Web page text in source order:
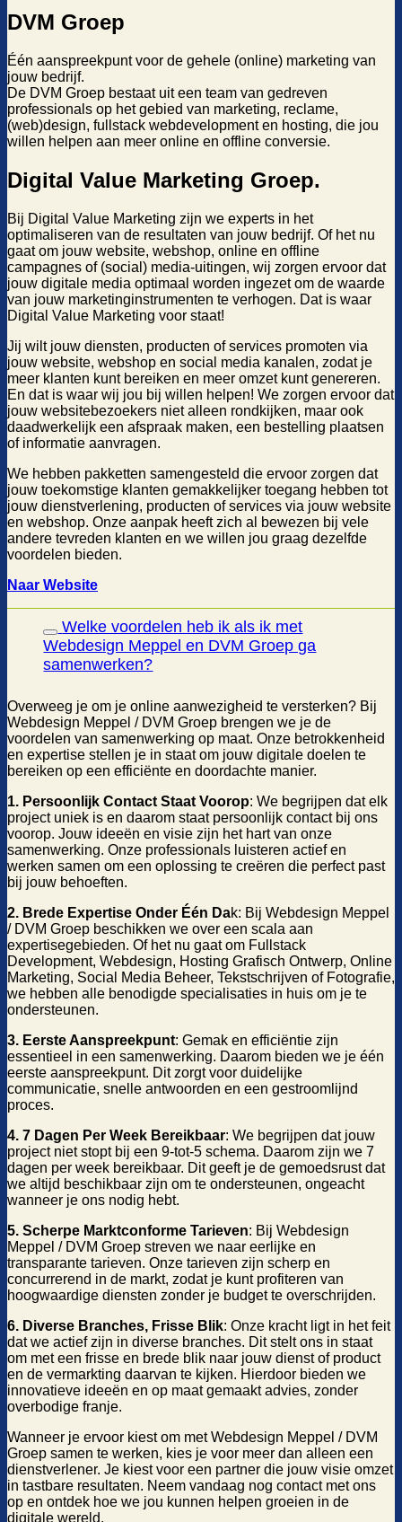
DVM Groep
Één aanspreekpunt voor de gehele (online) marketing van
jouw bedrijf.
De DVM Groep bestaat uit een team van gedreven
professionals op het gebied van marketing, reclame,
(web)design, fullstack webdevelopment en hosting, die jou
willen helpen aan meer online en offline conversie.
Digital Value Marketing Groep.
Bij Digital Value Marketing zijn we experts in het
optimaliseren van de resultaten van jouw bedrijf. Of het nu
gaat om jouw website, webshop, online en offline
campagnes of (social) media-uitingen, wij zorgen ervoor dat
jouw digitale media optimaal worden ingezet om de waarde
van jouw marketinginstrumenten te verhogen. Dat is waar
Digital Value Marketing voor staat!
Jij wilt jouw diensten, producten of services promoten via
jouw website, webshop en social media kanalen, zodat je
meer klanten kunt bereiken en meer omzet kunt genereren.
En dat is waar wij jou bij willen helpen! We zorgen ervoor dat
jouw websitebezoekers niet alleen rondkijken, maar ook
daadwerkelijk een afspraak maken, een bestelling plaatsen
of informatie aanvragen.
We hebben pakketten samengesteld die ervoor zorgen dat
jouw toekomstige klanten gemakkelijker toegang hebben tot
jouw dienstverlening, producten of services via jouw website
en webshop. Onze aanpak heeft zich al bewezen bij vele
andere tevreden klanten en we willen jou graag dezelfde
voordelen bieden.
Naar Website
Welke voordelen heb ik als ik met
Webdesign Meppel en DVM Groep ga
samenwerken?
Overweeg je om je online aanwezigheid te versterken? Bij
Webdesign Meppel / DVM Groep brengen we je de
voordelen van samenwerking op maat. Onze betrokkenheid
en expertise stellen je in staat om jouw digitale doelen te
bereiken op een efficiënte en doordachte manier.
1. Persoonlijk Contact Staat Voorop: We begrijpen dat elk
project uniek is en daarom staat persoonlijk contact bij ons
voorop. Jouw ideeën en visie zijn het hart van onze
samenwerking. Onze professionals luisteren actief en
werken samen om een oplossing te creëren die perfect past
bij jouw behoeften.
2. Brede Expertise Onder Één Dak: Bij Webdesign Meppel
/ DVM Groep beschikken we over een scala aan
expertisegebieden. Of het nu gaat om Fullstack
Development, Webdesign, Hosting Grafisch Ontwerp, Online
Marketing, Social Media Beheer, Tekstschrijven of Fotografie,
we hebben alle benodigde specialisaties in huis om je te
ondersteunen.
3. Eerste Aanspreekpunt: Gemak en efficiëntie zijn
essentieel in een samenwerking. Daarom bieden we je één
eerste aanspreekpunt. Dit zorgt voor duidelijke
communicatie, snelle antwoorden en een gestroomlijnd
proces.
4. 7 Dagen Per Week Bereikbaar: We begrijpen dat jouw
project niet stopt bij een 9-tot-5 schema. Daarom zijn we 7
dagen per week bereikbaar. Dit geeft je de gemoedsrust dat
we altijd beschikbaar zijn om te ondersteunen, ongeacht
wanneer je ons nodig hebt.
5. Scherpe Marktconforme Tarieven: Bij Webdesign
Meppel / DVM Groep streven we naar eerlijke en
transparante tarieven. Onze tarieven zijn scherp en
concurrerend in de markt, zodat je kunt profiteren van
hoogwaardige diensten zonder je budget te overschrijden.
6. Diverse Branches, Frisse Blik: Onze kracht ligt in het feit
dat we actief zijn in diverse branches. Dit stelt ons in staat
om met een frisse en brede blik naar jouw dienst of product
en de vermarkting daarvan te kijken. Hierdoor bieden we
innovatieve ideeën en op maat gemaakt advies, zonder
overbodige franje.
Wanneer je ervoor kiest om met Webdesign Meppel / DVM
Groep samen te werken, kies je voor meer dan alleen een
dienstverlener. Je kiest voor een partner die jouw visie omzet
in tastbare resultaten. Neem vandaag nog contact met ons
op en ontdek hoe we jou kunnen helpen groeien in de
digitale wereld.